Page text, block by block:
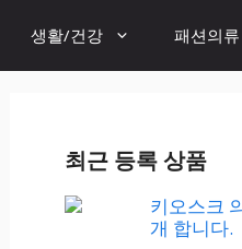
생활/건강 패션의류
최근 등록 상품
키오스크
개 합니다.